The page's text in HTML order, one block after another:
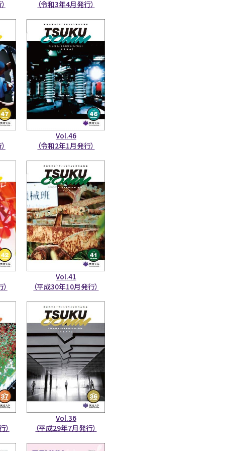
（令和3年4月発行）
Vol.46
（令和2年1月発行）
Vol.41
（平成30年10月発行）
）
Vol.36
（平成29年7月発行）